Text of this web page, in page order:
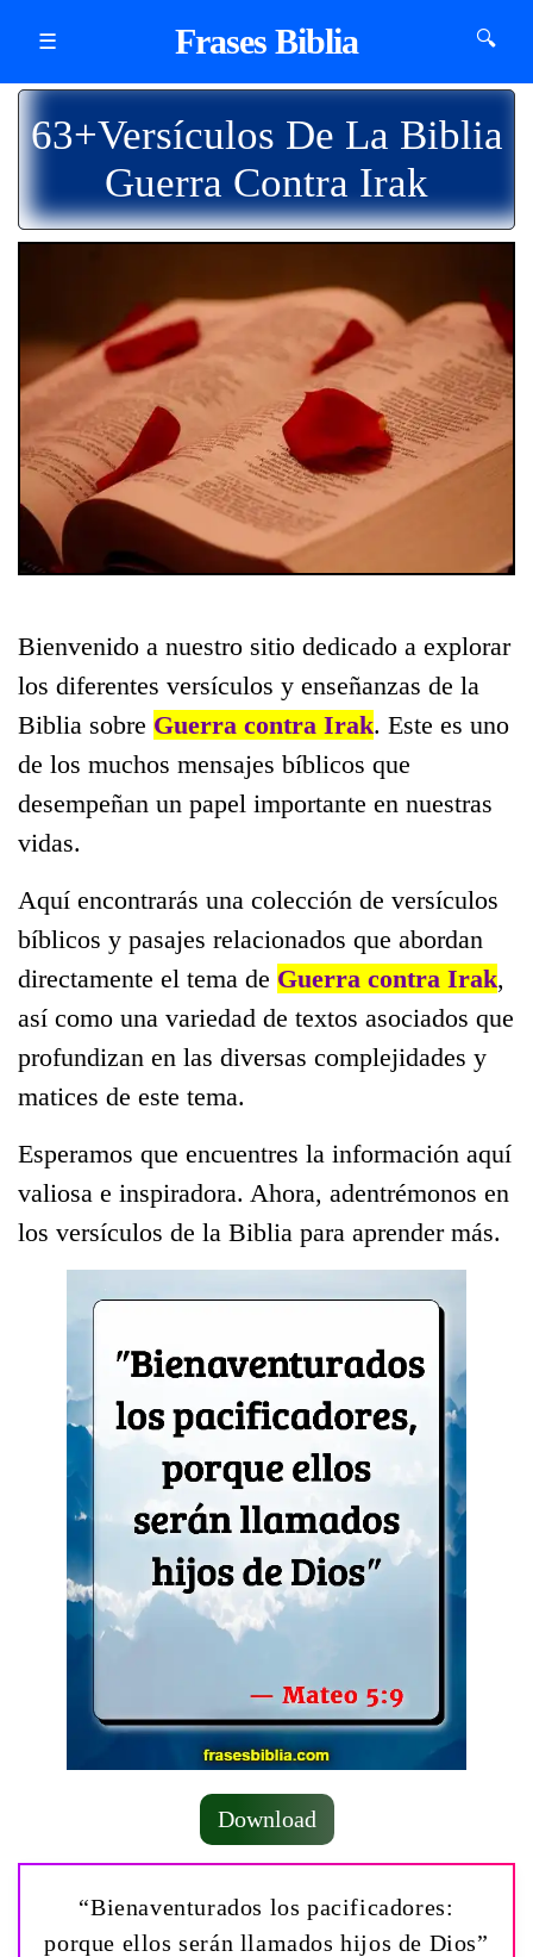
☰ Frases Biblia 🔍
63+Versículos De La Biblia
Guerra Contra Irak
Bienvenido a nuestro sitio dedicado a explorar
los diferentes versículos y enseñanzas de la
Biblia sobre Guerra contra Irak. Este es uno
de los muchos mensajes bíblicos que
desempeñan un papel importante en nuestras
vidas.
Aquí encontrarás una colección de versículos
bíblicos y pasajes relacionados que abordan
directamente el tema de Guerra contra Irak,
así como una variedad de textos asociados que
profundizan en las diversas complejidades y
matices de este tema.
Esperamos que encuentres la información aquí
valiosa e inspiradora. Ahora, adentrémonos en
los versículos de la Biblia para aprender más.
Download
“Bienaventurados los pacificadores:
porque ellos serán llamados hijos de Dios”